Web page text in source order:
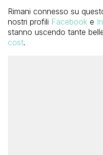
Rimani connesso su
nostri profili Facebook e
stanno uscendo tante
cost.